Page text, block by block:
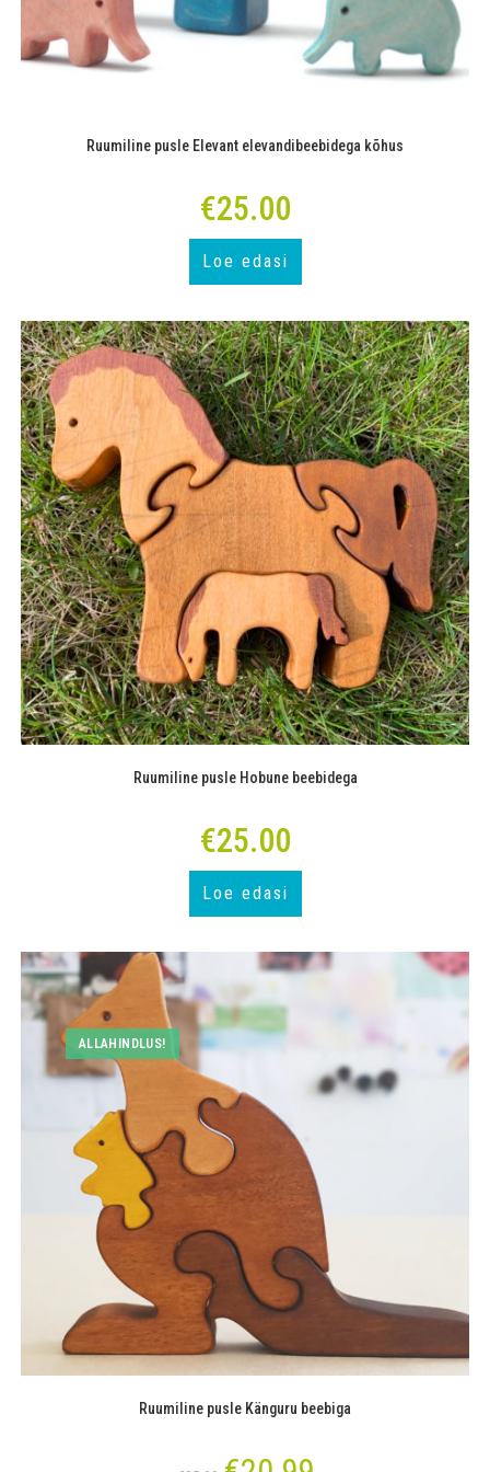
Ruumiline pusle Elevant elevandibeebidega kõhus
€25.00
Loe edasi
Ruumiline pusle Hobune beebidega
€25.00
Loe edasi
ALLAHINDLUS!
Ruumiline pusle Känguru beebiga
Algne
Current